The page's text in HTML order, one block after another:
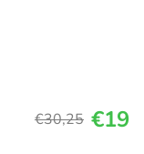
€30,25 €19